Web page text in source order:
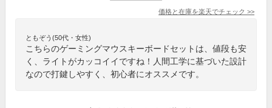
価格と在庫を楽天でチェック >>
ともぞう(50代・女性)
こちらのゲーミングマウスキーボードセットは、値段も安
く、ライトがカッコイイですね！人間工学に基づいた設計
なので打鍵しやすく、初心者にオススメです。